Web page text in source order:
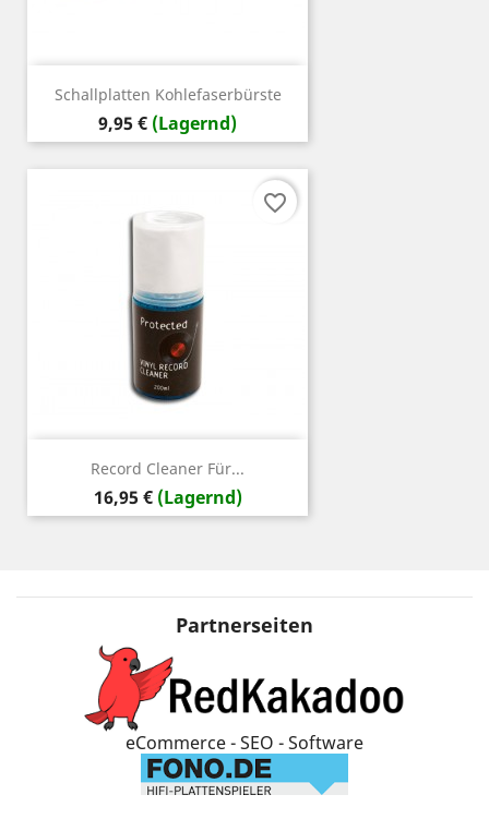
Schallplatten Kohlefaserbürste
Preis
9,95 € (Lagernd)
Record Cleaner Für...
Preis
16,95 € (Lagernd)
favorite_border
Partnerseiten
eCommerce - SEO - Software